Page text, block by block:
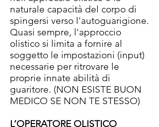
naturale capacità del corpo di
spingersi verso l'autoguarigione.
Quasi sempre, l'approccio
olistico si limita a fornire al
soggetto le impostazioni (input)
necessarie per ritrovare le
proprie innate abilità di
guaritore. (NON ESISTE BUON
MEDICO SE NON TE STESSO)
L’OPERATORE OLISTICO